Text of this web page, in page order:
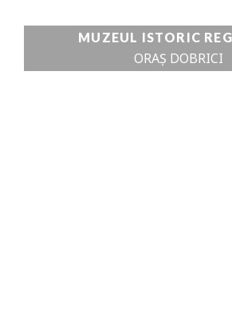
MUZEUL ISTORIC
ORAȘ DOBRICI